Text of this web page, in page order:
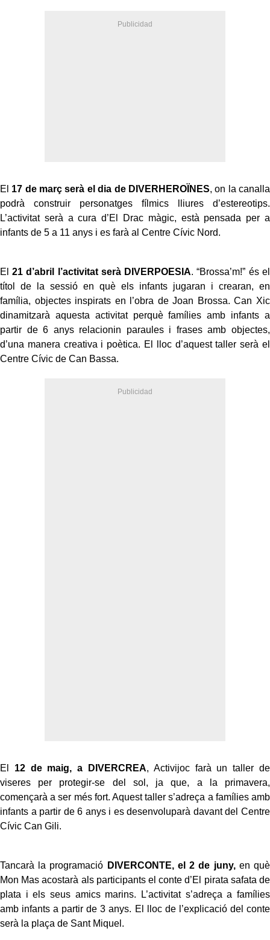
El 17 de març serà el dia de DIVERHEROÏNES, on la canalla
podrà construir personatges fílmics lliures d’estereotips.
L’activitat serà a cura d’El Drac màgic, està pensada per a
infants de 5 a 11 anys i es farà al Centre Cívic Nord.
El21 d’abril l’activitat serà DIVERPOESIA. “Brossa’m!” és el
títol de la sessió en què els infants jugaran i crearan, en
família, objectes inspirats en l’obra de Joan Brossa. Can Xic
dinamitzarà aquesta activitat perquè famílies amb infants a
partir de 6 anys relacionin paraules i frases amb objectes,
d’una manera creativa i poètica. El lloc d’aquest taller serà el
Centre Cívic de Can Bassa.
El 12 de maig, a DIVERCREA, Activijoc farà un taller de
viseres per protegir-se del sol, ja que, a la primavera,
començarà a ser més fort. Aquest taller s’adreça a famílies amb
infants a partir de 6 anys i es desenvoluparà davant del Centre
Cívic Can Gili.
Tancarà la programació DIVERCONTE, el 2 de juny,en què
Mon Mas acostarà als participants el conte d’El pirata safata de
plata i els seus amics marins. L’activitat s’adreça a famílies
amb infants a partir de 3 anys. El lloc de l’explicació del conte
serà la plaça de Sant Miquel.